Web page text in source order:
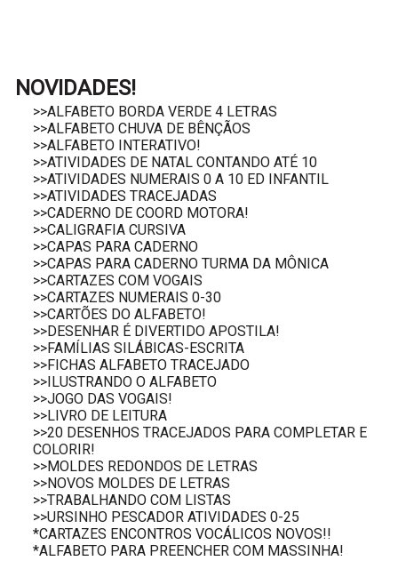
NOVIDADES!
>>ALFABETO BORDA VERDE 4 LETRAS
>>ALFABETO CHUVA DE BÊNÇÃOS
>>ALFABETO INTERATIVO!
>>ATIVIDADES DE NATAL CONTANDO ATÉ 10
>>ATIVIDADES NUMERAIS 0 A 10 ED INFANTIL
>>ATIVIDADES TRACEJADAS
>>CADERNO DE COORD MOTORA!
>>CALIGRAFIA CURSIVA
>>CAPAS PARA CADERNO
>>CAPAS PARA CADERNO TURMA DA MÔNICA
>>CARTAZES COM VOGAIS
>>CARTAZES NUMERAIS 0-30
>>CARTÕES DO ALFABETO!
>>DESENHAR É DIVERTIDO APOSTILA!
>>FAMÍLIAS SILÁBICAS-ESCRITA
>>FICHAS ALFABETO TRACEJADO
>>ILUSTRANDO O ALFABETO
>>JOGO DAS VOGAIS!
>>LIVRO DE LEITURA
>>20 DESENHOS TRACEJADOS PARA COMPLETAR E
COLORIR!
>>MOLDES REDONDOS DE LETRAS
>>NOVOS MOLDES DE LETRAS
>>TRABALHANDO COM LISTAS
>>URSINHO PESCADOR ATIVIDADES 0-25
*CARTAZES ENCONTROS VOCÁLICOS NOVOS!!
*ALFABETO PARA PREENCHER COM MASSINHA!